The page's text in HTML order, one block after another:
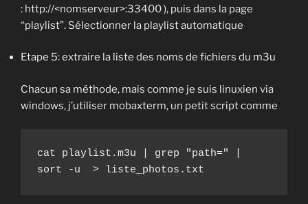
: http://<nomserveur>:33400 ), puis dans la page
“playlist”. Sélectionner la playlist automatique
Etape 5: extraire la liste des noms de fichiers du m3u
Chacun sa méthode, mais comme je suis linuxien via
windows, j’utiliser mobaxterm, un petit script comme
cat playlist.m3u | grep "path=" |
sort -u  > liste_photos.txt